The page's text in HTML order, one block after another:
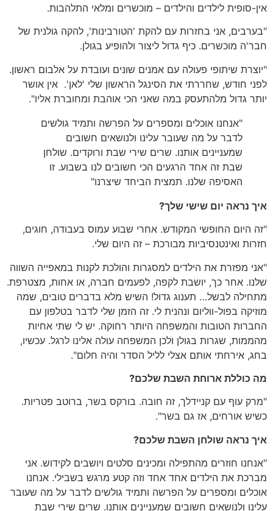
אין-סופית לילדים והילדים – מוכשרים ומלאי התלהבות.
"בערבים, אני בחזרות עם להקת 'הטורבינות', להקה גולנית של
חבר'ה מוכשרים. כיף גדול ליצור ולהופיע בגולן.
"יוצרת שיתופי פעולה עם אמנים שונים ועובדת על אלבום ראשון.
לפני חודש, שחררתי את הסינגל הראשון שלי 'לאן'. אין אושר
יותר גדול מלהתעסק במה שאני הכי אוהבת ומחוברת אליו".
"אנחנו אוכלים ומספרים על הפרשה ותמיד גולשים
לדבר על מה שעובר עלינו ולנושאים חשובים
שמעניינים אותנו. שרים שירי שבת ורוקדים. שולחן
שבת זה אחד הרגעים הכי חשובים לנו בשבוע. זו
האסיפה שלנו. תמצית הביחד שיצרנו"
איך נראה יום שישי שלך?
"זה היום החופשי המקודש. אחרי שבוע עמוס בעבודה, חוגים,
חזרות ואינטנסיביות מבורכת – זה היום שלי.
"אני מפזרת את הילדים למסגרות והולכת לקנות במאפייה השווה
שלנו. אחר כך, יושבת לקפה, לפעמים חברה, או אחות, מצטרפת.
מתחילה לבשל… תענוג גדול! השיש מלא בדברים טובים, שמה
מוזיקה בפול-ווליום ונהנית לי. זה הזמן שלי לדבר בטלפון עם
החברות הטובות והמשפחה היותר רחוקה. יש לי שתי אחיות
מהממות, שגרות בגולן ולכן המשפחה עולה אלינו לרגל. עכשיו,
בחג, אירחתי אותם אצלי לליל הסדר והיה חלום".
מה כוללת ארוחת השבת שלכם?
"מרק עוף עם קניידלך, זה חובה. בורקס בשר, ברוטב פטריות.
כשיש אורחים, אז גם בשר".
איך נראה שולחן השבת שלכם?
"אנחנו חוזרים מהתפילה ומכינים סלטים ויושבים לקידוש. אני
מברכת את הילדים אחד אחד וזה קטע מרגש בשבילי. אנחנו
אוכלים ומספרים על הפרשה ותמיד גולשים לדבר על מה שעובר
עלינו ולנושאים חשובים שמעניינים אותנו. שרים שירי שבת